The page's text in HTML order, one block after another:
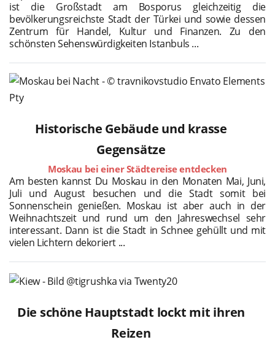
ist die Großstadt am Bosporus gleichzeitig die
bevölkerungsreichste Stadt der Türkei und sowie dessen
Zentrum für Handel, Kultur und Finanzen. Zu den
schönsten Sehenswürdigkeiten Istanbuls ...
Historische Gebäude und krasse
Gegensätze
Moskau bei einer Städtereise entdecken
Am besten kannst Du Moskau in den Monaten Mai, Juni,
Juli und August besuchen und die Stadt somit bei
Sonnenschein genießen. Moskau ist aber auch in der
Weihnachtszeit und rund um den Jahreswechsel sehr
interessant. Dann ist die Stadt in Schnee gehüllt und mit
vielen Lichtern dekoriert ...
Die schöne Hauptstadt lockt mit ihren
Reizen